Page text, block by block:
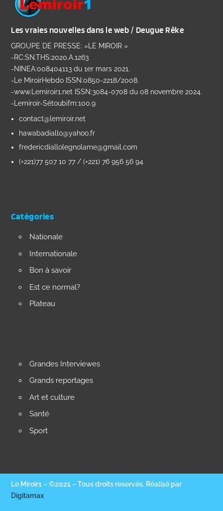
Les vraies nouvelles dans le web / Deugue Rêke
GROUPE DE PRESSE: »LE MIROIR »
-RC:SN.THS:2020.A.1263
-NINEA:008404113 du 1er mars 2021.
-Le MiroirHebdo ISSN:0850-2218/2008.
-www.Lemiroir1.net ISSN:3084-0708 du 08 novembre 2024.
-Lemiroir-Sétoubifm:100.9
contact@lemiroir.net
hawabadiallo@yahoo.fr
fredericdiallolegnolame@gmail.com
(+221)77 507 10 77 / (+221) 76 956 56 94
Catégories
Nationale
Internationale
Bon à savoir
Est ce normal?
Plateau
Grandes Interviewes
Grands reportages
Art et culture
Santé
Sport
Le Miroir1 – ©2021 – Tous droits reservés. Réalisé par
Digitamax